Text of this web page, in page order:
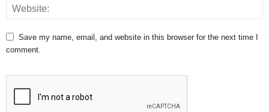
Save my name, email, and website in this browser for the next time I
comment.